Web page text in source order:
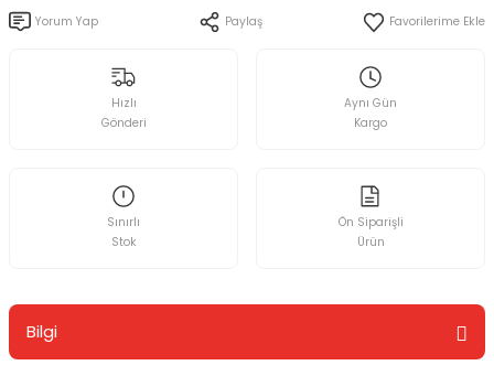
Yorum Yap Paylaş
Hızlı
Gönderi
Aynı Gün
Kargo
Sınırlı
Stok
Ön Siparişli
Ürün
Bilgi